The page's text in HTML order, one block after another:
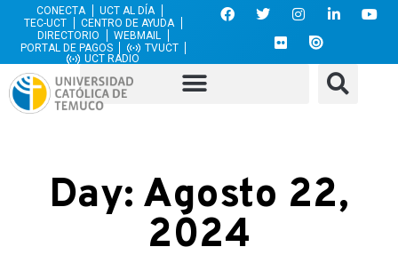
CONECTA
UCT AL DÍA
TEC-UCT
CENTRO DE AYUDA
DIRECTORIO
WEBMAIL
PORTAL DE PAGOS
TVUCT
UCT RADIO
Day: Agosto 22,
2024